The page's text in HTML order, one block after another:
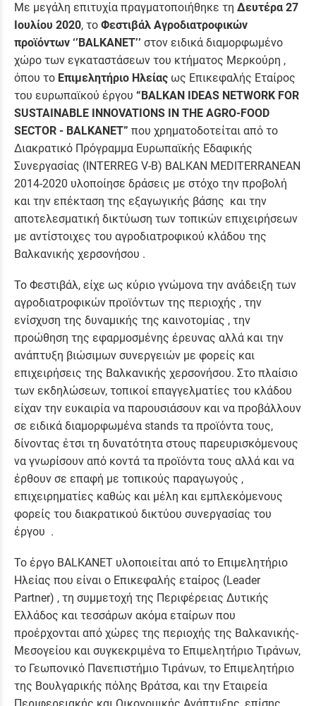
Με μεγάλη επιτυχία πραγματοποιήθηκε τη Δευτέρα 27
Ιουλίου 2020, το Φεστιβάλ Αγροδιατροφικών
προϊόντων ‘’BALKANET’’ στον ειδικά διαμορφωμένο
χώρο των εγκαταστάσεων του κτήματος Μερκούρη ,
όπου το Επιμελητήριο Ηλείας ως Επικεφαλής Εταίρος
του ευρωπαϊκού έργου “BALKAN IDEAS NETWORK FOR
SUSTAINABLE INNOVATIONS IN THE AGRO-FOOD
SECTOR - BALKANET” που χρηματοδοτείται από το
Διακρατικό Πρόγραμμα Ευρωπαϊκής Εδαφικής
Συνεργασίας (INTERREG V-B) BALKAN MEDITERRANEAN
2014-2020 υλοποίησε δράσεις με στόχο την προβολή
και την επέκταση της εξαγωγικής βάσης και την
αποτελεσματική δικτύωση των τοπικών επιχειρήσεων
με αντίστοιχες του αγροδιατροφικού κλάδου της
Βαλκανικής χερσονήσου .
Το Φεστιβάλ, είχε ως κύριο γνώμονα την ανάδειξη των
αγροδιατροφικών προϊόντων της περιοχής , την
ενίσχυση της δυναμικής της καινοτομίας , την
προώθηση της εφαρμοσμένης έρευνας αλλά και την
ανάπτυξη βιώσιμων συνεργειών με φορείς και
επιχειρήσεις της Βαλκανικής χερσονήσου. Στο πλαίσιο
των εκδηλώσεων, τοπικοί επαγγελματίες του κλάδου
είχαν την ευκαιρία να παρουσιάσουν και να προβάλλουν
σε ειδικά διαμορφωμένα stands τα προϊόντα τους,
δίνοντας έτσι τη δυνατότητα στους παρευρισκόμενους
να γνωρίσουν από κοντά τα προϊόντα τους αλλά και να
έρθουν σε επαφή με τοπικούς παραγωγούς ,
επιχειρηματίες καθώς και μέλη και εμπλεκόμενους
φορείς του διακρατικού δικτύου συνεργασίας του
έργου .
Το έργο BALKANET υλοποιείται από το Επιμελητήριο
Ηλείας που είναι ο Επικεφαλής εταίρος (Leader
Partner) , τη συμμετοχή της Περιφέρειας Δυτικής
Ελλάδος και τεσσάρων ακόμα εταίρων που
προέρχονται από χώρες της περιοχής της Βαλκανικής-
Μεσογείου και συγκεκριμένα το Επιμελητήριο Τιράνων,
το Γεωπονικό Πανεπιστήμιο Τιράνων, το Επιμελητήριο
της Βουλγαρικής πόλης Βράτσα, και την Εταιρεία